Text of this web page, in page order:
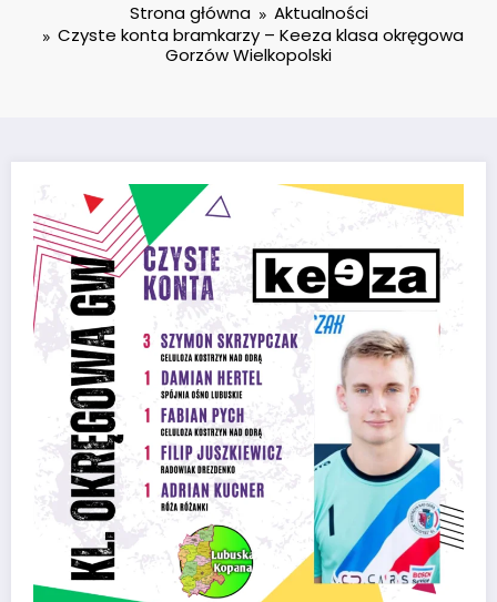
Strona główna
Aktualności
Czyste konta bramkarzy – Keeza klasa okręgowa
Gorzów Wielkopolski